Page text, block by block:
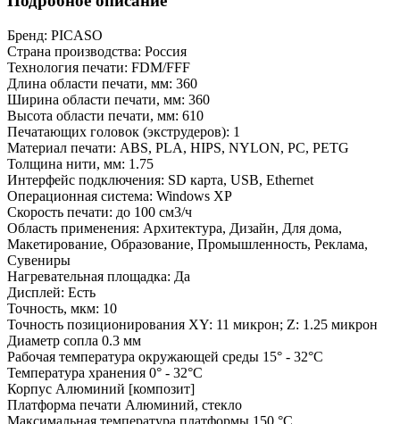
Бренд: PICASO
Страна производства: Россия
Технология печати: FDM/FFF
Длина области печати, мм: 360
Ширина области печати, мм: 360
Высота области печати, мм: 610
Печатающих головок (экструдеров): 1
Материал печати: ABS, PLA, HIPS, NYLON, PC, PETG
Толщина нити, мм: 1.75
Интерфейс подключения: SD карта, USB, Ethernet
Операционная система: Windows XP
Скорость печати: до 100 см3/ч
Область применения: Архитектура, Дизайн, Для дома,
Макетирование, Образование, Промышленность, Реклама,
Сувениры
Нагревательная площадка: Да
Дисплей: Есть
Точность, мкм: 10
Точность позиционирования XY: 11 микрон; Z: 1.25 микрон
Диаметр сопла 0.3 мм
Рабочая температура окружающей среды 15° - 32°С
Температура хранения 0° - 32°С
Корпус Алюминий [композит]
Платформа печати Алюминий, стекло
Максимальная температура платформы 150 °C